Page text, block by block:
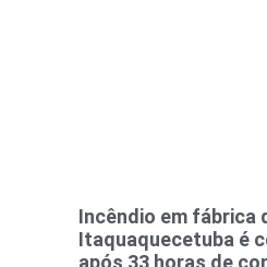
Incêndio em fábrica
Itaquaquecetuba é
após 33 horas de